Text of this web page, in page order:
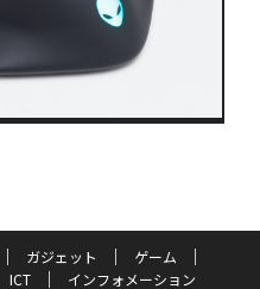
ガジェット
ゲーム
ICT
インフォメーション